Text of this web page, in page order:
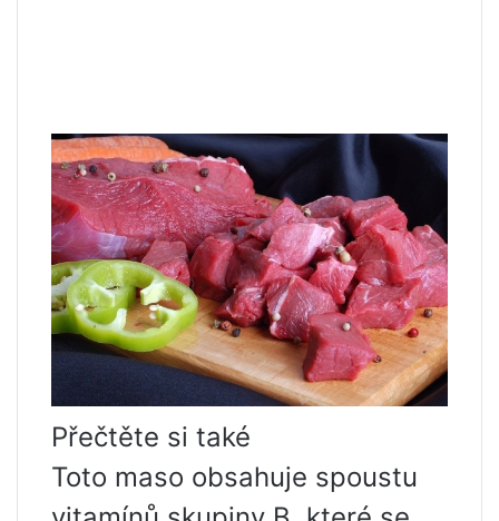
Přečtěte si také
Toto maso obsahuje spoustu